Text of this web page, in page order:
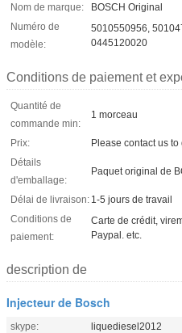
Nom de marque:
BOSCH Original
Numéro de
modèle:
5010550956,
0445120020
Conditions de paiement et
Quantité de
commande min:
1 morceau
Prix:
Please contact us to
Détails
d'emballage:
Paquet original de
Délai de livraison: 1-5 jours de travail
Conditions de
paiement:
Carte de crédit,
Paypal. etc.
description de
Injecteur de Bosch
skype:
liquediesel2012